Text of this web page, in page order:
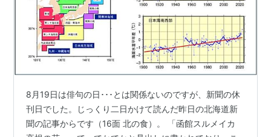
8月19日は俳句の日･･･とは関係ないのですが、新聞の休
刊日でした。じっくり二日かけて読んだ昨日の北海道新
聞の記事からです（16面 北の食）。 「函館スルメイカ